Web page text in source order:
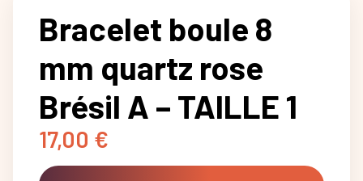
Bracelet boule 8
mm quartz rose
Brésil A – TAILLE 1
17,00 €